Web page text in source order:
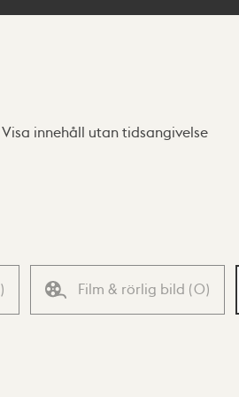
Visa innehåll utan tidsangivelse
) Film & rörlig bild (0)